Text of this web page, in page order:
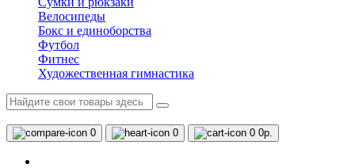
Велосипеды
Бокс и единоборства
Футбол
Фитнес
Художественная гимнастика
0 0 0 0р.